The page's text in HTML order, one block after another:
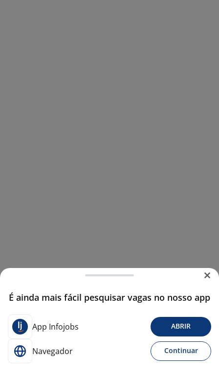
É ainda mais fácil pesquisar vagas no nosso app
App Infojobs ABRIR
Navegador Continuar